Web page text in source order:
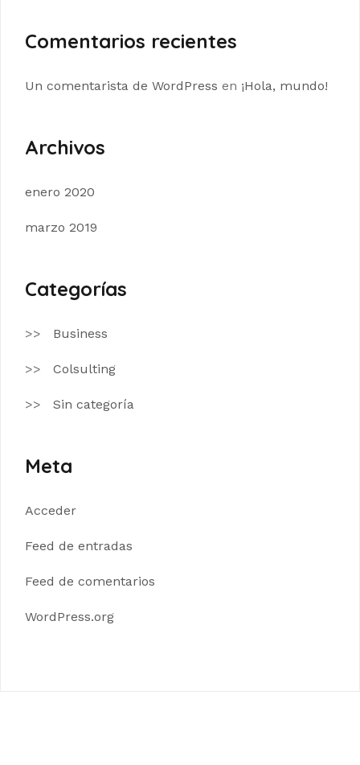
Comentarios recientes
Un comentarista de WordPress en ¡Hola, mundo!
Archivos
enero 2020
marzo 2019
Categorías
Business
Colsulting
Sin categoría
Meta
Acceder
Feed de entradas
Feed de comentarios
WordPress.org